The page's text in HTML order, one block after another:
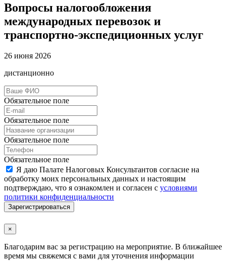
Вопросы налогообложения
международных перевозок и
транспортно-экспедиционных услуг
26 июня 2026
дистанционно
Обязательное поле
Обязательное поле
Обязательное поле
Обязательное поле
Я даю Палате Налоговых Консультантов согласие на
обработку моих персональных данных и настоящим
подтверждаю, что я ознакомлен и согласен с условиями
политики конфиденциальности
Зарегистрироваться
×
Благодарим вас за регистрацию на мероприятие. В ближайшее
время мы свяжемся с вами для уточнения информации